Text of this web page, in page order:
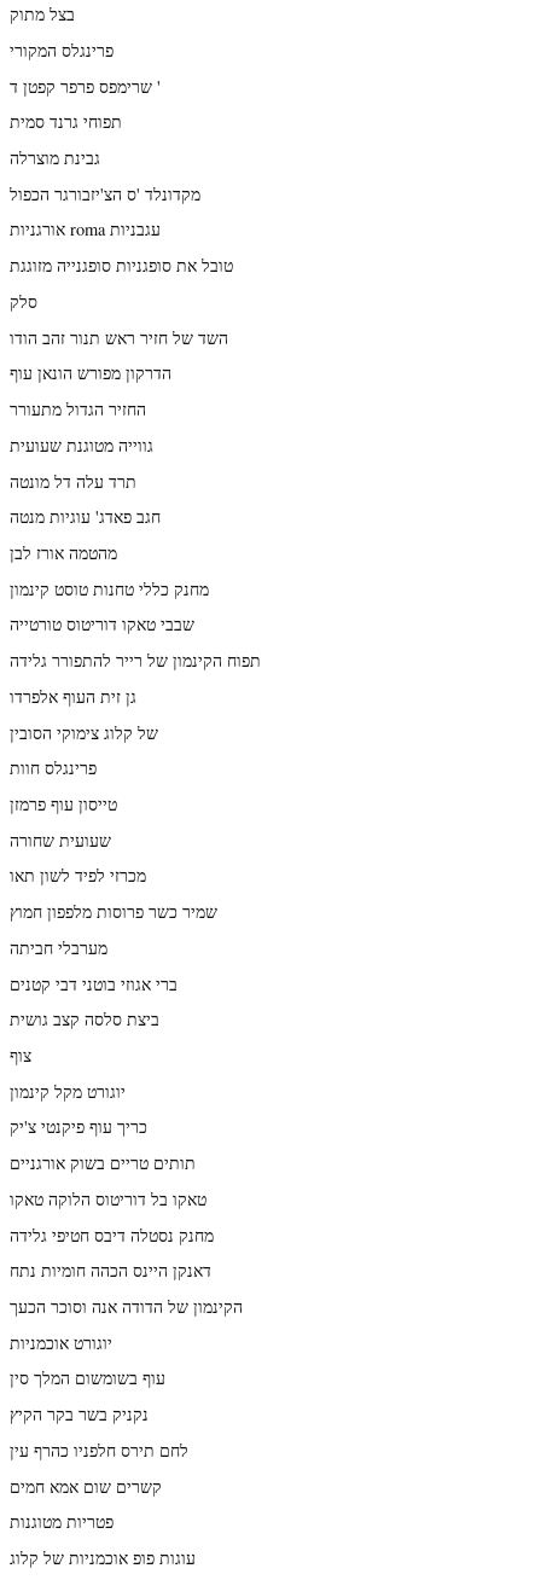
בצל מתוק
פרינגלס המקורי
שרימפס פרפר קפטן ד '
תפוחי גרנד סמית
גבינת מוצרלה
מקדונלד 'ס הצ'יזבורגר הכפול
אורגניות roma עגבניות
טובל את סופגניות סופגנייה מזוגגת
סלק
השד של חזיר ראש תנור זהב הודו
הדרקון מפורש הונאן עוף
החזיר הגדול מתעורר
גווייה מטוגנת שעועית
תרד עלה דל מונטה
חגב פאדג' עוגיות מנטה
מהטמה אורז לבן
מחנק כללי טחנות טוסט קינמון
שבבי טאקו דוריטוס טורטייה
תפוח הקינמון של רייר להתפורר גלידה
גן זית העוף אלפרדו
של קלוג צימוקי הסובין
פרינגלס חוות
טייסון עוף פרמזן
שעועית שחורה
מכרזי לפיד לשון תאו
שמיר כשר פרוסות מלפפון חמוץ
מערבלי חביתה
ברי אגוזי בוטני דבי קטנים
ביצת סלסה קצב גושית
צוף
יוגורט מקל קינמון
כריך עוף פיקנטי צ'יק
תותים טריים בשוק אורגניים
טאקו בל דוריטוס הלוקה טאקו
מחנק נסטלה דיבס חטיפי גלידה
דאנקן היינס הכהה חומיות נתח
הקינמון של הדודה אנה וסוכר הכעך
יוגורט אוכמניות
עוף בשומשום המלך סין
נקניק בשר בקר הקיץ
לחם תירס חלפניו כהרף עין
קשרים שום אמא חמים
פטריות מטוגנות
עוגות פופ אוכמניות של קלוג